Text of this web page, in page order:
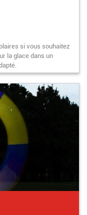
si vous souhaitez
la glace dans un